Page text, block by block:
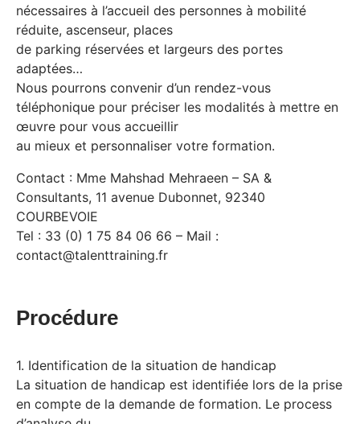
nécessaires à l’accueil des personnes à mobilité
réduite, ascenseur, places
de parking réservées et largeurs des portes
adaptées…
Nous pourrons convenir d’un rendez-vous
téléphonique pour préciser les modalités à mettre en
œuvre pour vous accueillir
au mieux et personnaliser votre formation.
Contact : Mme Mahshad Mehraeen – SA &
Consultants, 11 avenue Dubonnet, 92340
COURBEVOIE
Tel : 33 (0) 1 75 84 06 66 – Mail :
contact@talenttraining.fr
Procédure
1. Identification de la situation de handicap
La situation de handicap est identifiée lors de la prise
en compte de la demande de formation. Le process